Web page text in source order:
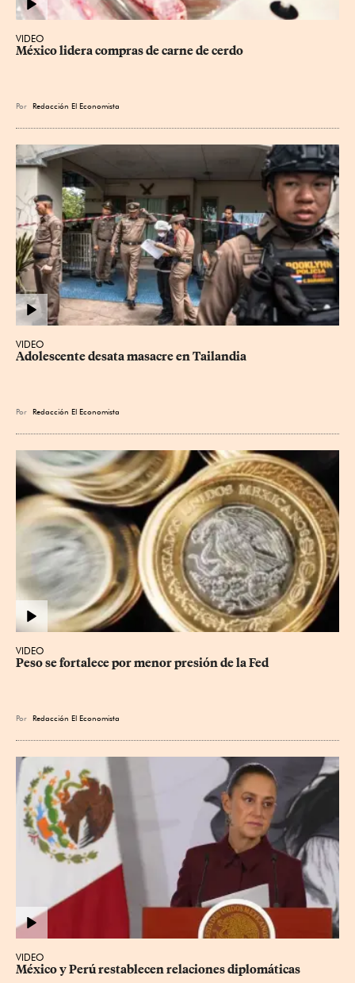
VIDEO
México lidera compras de carne de cerdo
Por Redacción El Economista
VIDEO
Adolescente desata masacre en Tailandia
Por Redacción El Economista
VIDEO
Peso se fortalece por menor presión de la Fed
Por Redacción El Economista
VIDEO
México y Perú restablecen relaciones diplomáticas